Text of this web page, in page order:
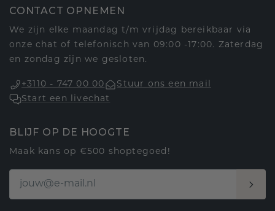
CONTACT OPNEMEN
We zijn elke maandag t/m vrijdag bereikbaar via
onze chat of telefonisch van 09:00 -17:00. Zaterdag
en zondag zijn we gesloten.
+3110 - 747 00 00
Stuur ons een mail
Start een livechat
BLIJF OP DE HOOGTE
Maak kans op €500 shoptegoed!